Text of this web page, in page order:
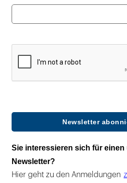
Newsletter
Sie interessieren sich für einen
Newsletter?
Hier geht zu den Anmeldungen